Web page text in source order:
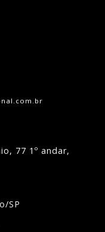
77 1º andar,
SP